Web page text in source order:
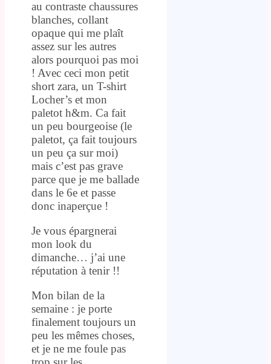
au contraste chaussures
blanches, collant
opaque qui me plaît
assez sur les autres
alors pourquoi pas moi
! Avec ceci mon petit
short zara, un T-shirt
Locher’s et mon
paletot h&m. Ca fait
un peu bourgeoise (le
paletot, ça fait toujours
un peu ça sur moi)
mais c’est pas grave
parce que je me ballade
dans le 6e et passe
donc inaperçue !
Je vous épargnerai
mon look du
dimanche… j’ai une
réputation à tenir !!
Mon bilan de la
semaine : je porte
finalement toujours un
peu les mêmes choses,
et je ne me foule pas